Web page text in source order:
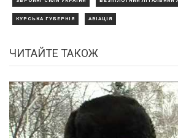
КУРСЬКА ГУБЕРНІЯ АВІАЦІЯ
ЧИТАЙТЕ ТАКОЖ